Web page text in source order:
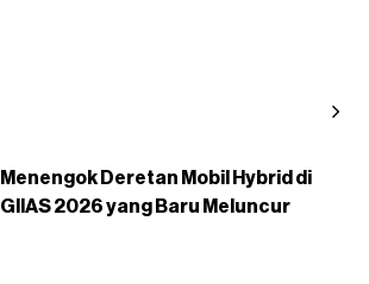
Menengok Deretan Mobil Hybrid di
GIIAS 2026 yang Baru Meluncur